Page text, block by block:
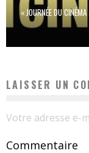
« JOURNÉE DU
LAISSER UN
Votre adresse e-
Commentaire